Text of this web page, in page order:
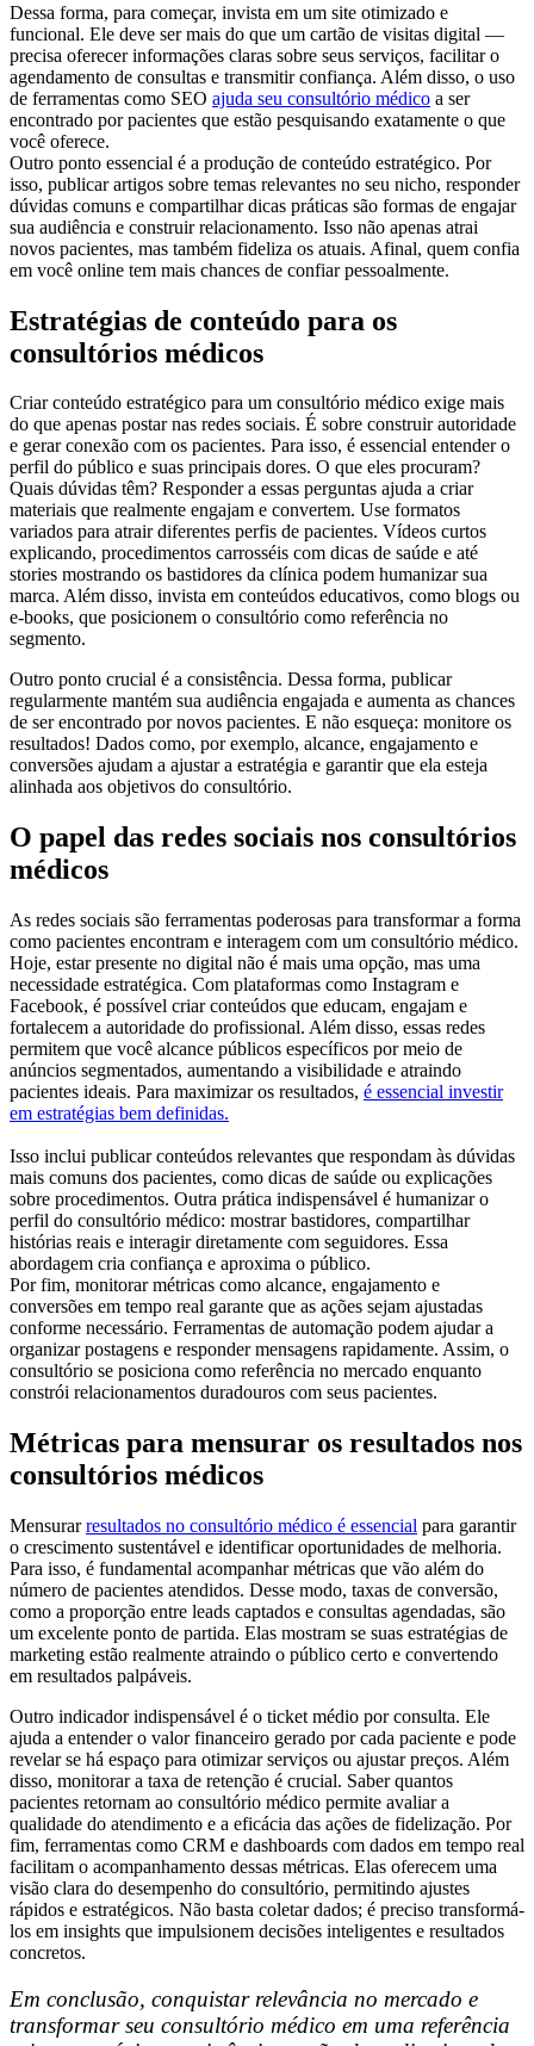
Dessa forma, para começar, invista em um site otimizado e
funcional. Ele deve ser mais do que um cartão de visitas digital —
precisa oferecer informações claras sobre seus serviços, facilitar o
agendamento de consultas e transmitir confiança. Além disso, o uso
de ferramentas como SEO ajuda seu consultório médico a ser
encontrado por pacientes que estão pesquisando exatamente o que
você oferece.
Outro ponto essencial é a produção de conteúdo estratégico. Por
isso, publicar artigos sobre temas relevantes no seu nicho, responder
dúvidas comuns e compartilhar dicas práticas são formas de engajar
sua audiência e construir relacionamento. Isso não apenas atrai
novos pacientes, mas também fideliza os atuais. Afinal, quem confia
em você online tem mais chances de confiar pessoalmente.
Estratégias de conteúdo para os
consultórios médicos
Criar conteúdo estratégico para um consultório médico exige mais
do que apenas postar nas redes sociais. É sobre construir autoridade
e gerar conexão com os pacientes. Para isso, é essencial entender o
perfil do público e suas principais dores. O que eles procuram?
Quais dúvidas têm? Responder a essas perguntas ajuda a criar
materiais que realmente engajam e convertem. Use formatos
variados para atrair diferentes perfis de pacientes. Vídeos curtos
explicando, procedimentos carrosséis com dicas de saúde e até
stories mostrando os bastidores da clínica podem humanizar sua
marca. Além disso, invista em conteúdos educativos, como blogs ou
e-books, que posicionem o consultório como referência no
segmento.
Outro ponto crucial é a consistência. Dessa forma, publicar
regularmente mantém sua audiência engajada e aumenta as chances
de ser encontrado por novos pacientes. E não esqueça: monitore os
resultados! Dados como, por exemplo, alcance, engajamento e
conversões ajudam a ajustar a estratégia e garantir que ela esteja
alinhada aos objetivos do consultório.
O papel das redes sociais nos consultórios
médicos
As redes sociais são ferramentas poderosas para transformar a forma
como pacientes encontram e interagem com um consultório médico.
Hoje, estarpresente no digital não é mais uma opção, mas uma
necessidade estratégica. Com plataformas como Instagram e
Facebook, é possível criar conteúdos que educam, engajam e
fortalecem a autoridade do profissional. Além disso, essas redes
permitem que você alcance públicos específicos por meio de
anúncios segmentados, aumentando a visibilidade e atraindo
pacientes ideais. Para maximizar os resultados, é essencial investir
em estratégias bem definidas.
Isso inclui publicar conteúdos relevantes que respondam às dúvidas
mais comuns dos pacientes, como dicas de saúde ou explicações
sobre procedimentos. Outra prática indispensável é humanizar o
perfil do consultório médico: mostrar bastidores, compartilhar
histórias reais e interagir diretamente com seguidores. Essa
abordagem cria confiança e aproxima o público.
Por fim, monitorar métricas como alcance, engajamento e
conversões em tempo real garante que as ações sejam ajustadas
conforme necessário. Ferramentas de automação podem ajudar a
organizar postagens e responder mensagens rapidamente. Assim, o
consultório se posiciona como referência no mercado enquanto
constrói relacionamentos duradouros com seus pacientes.
Métricas para mensurar os resultados nos
consultórios médicos
Mensurarresultados no consultório médico é essencial para garantir
o crescimento sustentável e identificar oportunidades de melhoria.
Para isso, é fundamental acompanhar métricas que vão além do
número de pacientes atendidos. Desse modo, taxas de conversão,
como a proporção entre leads captados e consultas agendadas, são
um excelente ponto de partida. Elas mostram se suas estratégias de
marketing estão realmente atraindo o público certo e convertendo
em resultados palpáveis.
Outro indicador indispensável é o ticket médio por consulta. Ele
ajuda a entender o valor financeiro gerado por cada paciente e pode
revelar se há espaço para otimizar serviços ou ajustar preços. Além
disso, monitorar a taxa de retenção é crucial. Saber quantos
pacientes retornam ao consultório médico permite avaliar a
qualidade do atendimento e a eficácia das ações de fidelização. Por
fim, ferramentas como CRM e dashboards com dados em tempo real
facilitam o acompanhamento dessas métricas. Elas oferecem uma
visão clara do desempenho do consultório, permitindo ajustes
rápidos e estratégicos. Não basta coletar dados; é preciso transformá-
los em insights que impulsionem decisões inteligentes e resultados
concretos.
Em conclusão, conquistar relevância no mercado e
transformar seu consultório médico em uma referência